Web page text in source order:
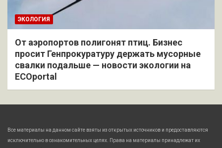
ЭКОЛОГИЯ
От аэропортов полигонят птиц. Бизнес
просит Генпрокуратуру держать мусорные
свалки подальше — новости экологии на
ECOportal
Все материалы на данном сайте взяты из открытых источников и предоставляются
исключительно в ознакомительных целях. Права на материалы принадлежат их